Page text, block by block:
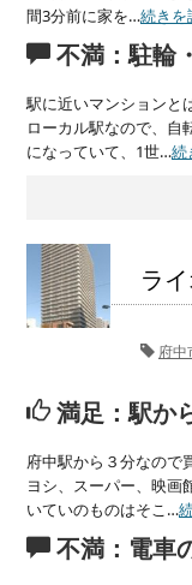
間3分前に家を…続きを
不満：駐輪
駅に近いマンションと
ローカル駅なので、自
になっていて、1世…続
ラ
府中
満足：駅か
府中駅から３分なので
ヨシ、スーパー、映画
いていのものはそこ…
不満：電車